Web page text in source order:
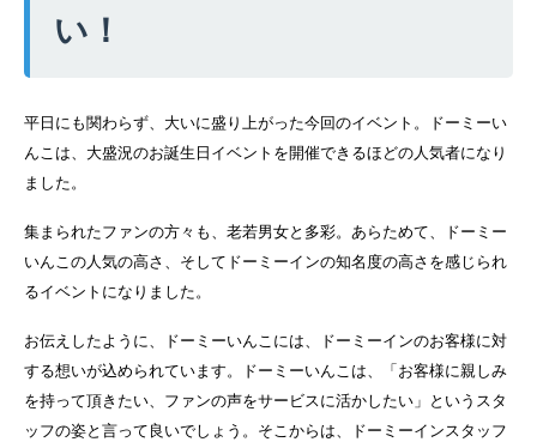
い！
平日にも関わらず、大いに盛り上がった今回のイベント。ドーミーい
んこは、大盛況のお誕生日イベントを開催できるほどの人気者になり
ました。
集まられたファンの方々も、老若男女と多彩。あらためて、ドーミー
いんこの人気の高さ、そしてドーミーインの知名度の高さを感じられ
るイベントになりました。
お伝えしたように、ドーミーいんこには、ドーミーインのお客様に対
する想いが込められています。ドーミーいんこは、「お客様に親しみ
を持って頂きたい、ファンの声をサービスに活かしたい」というスタ
ッフの姿と言って良いでしょう。そこからは、ドーミーインスタッフ